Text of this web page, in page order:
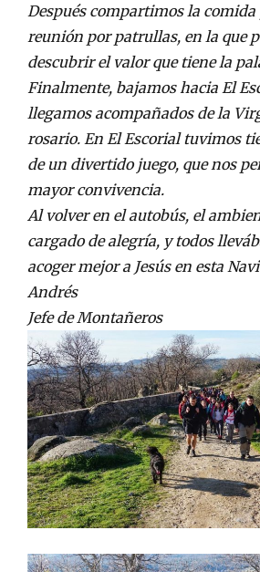
Después compartimos la
reunión por patrullas, en la que
descubrir el valor que tiene la
Finalmente, bajamos hacia El
llegamos acompañados de la
rosario. En El Escorial tuvimos
de un divertido juego, que nos
mayor convivencia.
Al volver en el autobús, el
cargado de alegría, y todos
acoger mejor a Jesús en esta
Andrés
Jefe de Montañeros